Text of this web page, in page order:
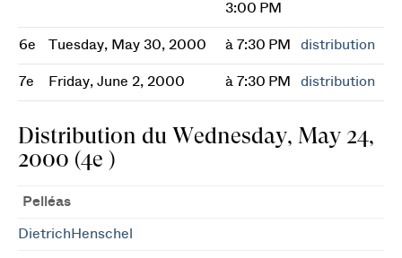
3:00 PM
6e Tuesday, May 30, 2000 à 7:30 PM distribution
7e Friday, June 2, 2000 à 7:30 PM distribution
Distribution du Wednesday, May 24,
2000 (4e )
Pelléas
DietrichHenschel